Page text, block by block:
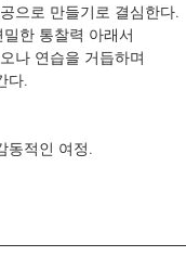
으로 만들기로 결심한다.
한 통찰력 아래서
나 연습을 거듭하며
다.
동적인 여정.